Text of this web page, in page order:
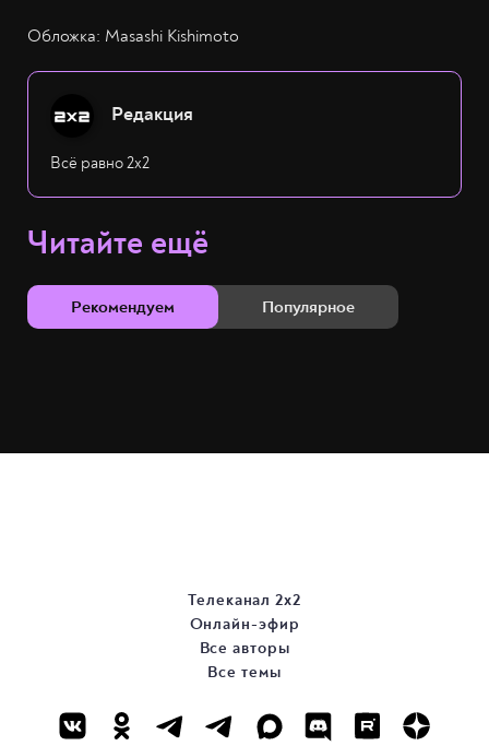
Обложка: Masashi Kishimoto
Редакция
Всё равно 2х2
Читайте ещё
Рекомендуем Популярное
Телеканал 2х2
Онлайн-эфир
Все авторы
Все темы